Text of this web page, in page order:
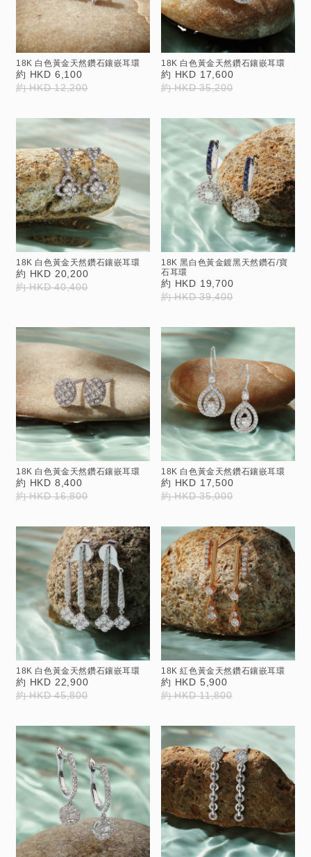
18K 白色黃金天然鑽石鑲嵌耳環
約 HKD 6,100
約 HKD 12,200
18K 白色黃金天然鑽石鑲嵌耳環
約 HKD 17,600
約 HKD 35,200
18K 白色黃金天然鑽石鑲嵌耳環
約 HKD 20,200
約 HKD 40,400
18K 黑白色黃金鍍黑天然鑽石/寶
石耳環
約 HKD 19,700
約 HKD 39,400
18K 白色黃金天然鑽石鑲嵌耳環
約 HKD 8,400
約 HKD 16,800
18K 白色黃金天然鑽石鑲嵌耳環
約 HKD 17,500
約 HKD 35,000
18K 白色黃金天然鑽石鑲嵌耳環
約 HKD 22,900
約 HKD 45,800
18K 紅色黃金天然鑽石鑲嵌耳環
約 HKD 5,900
約 HKD 11,800